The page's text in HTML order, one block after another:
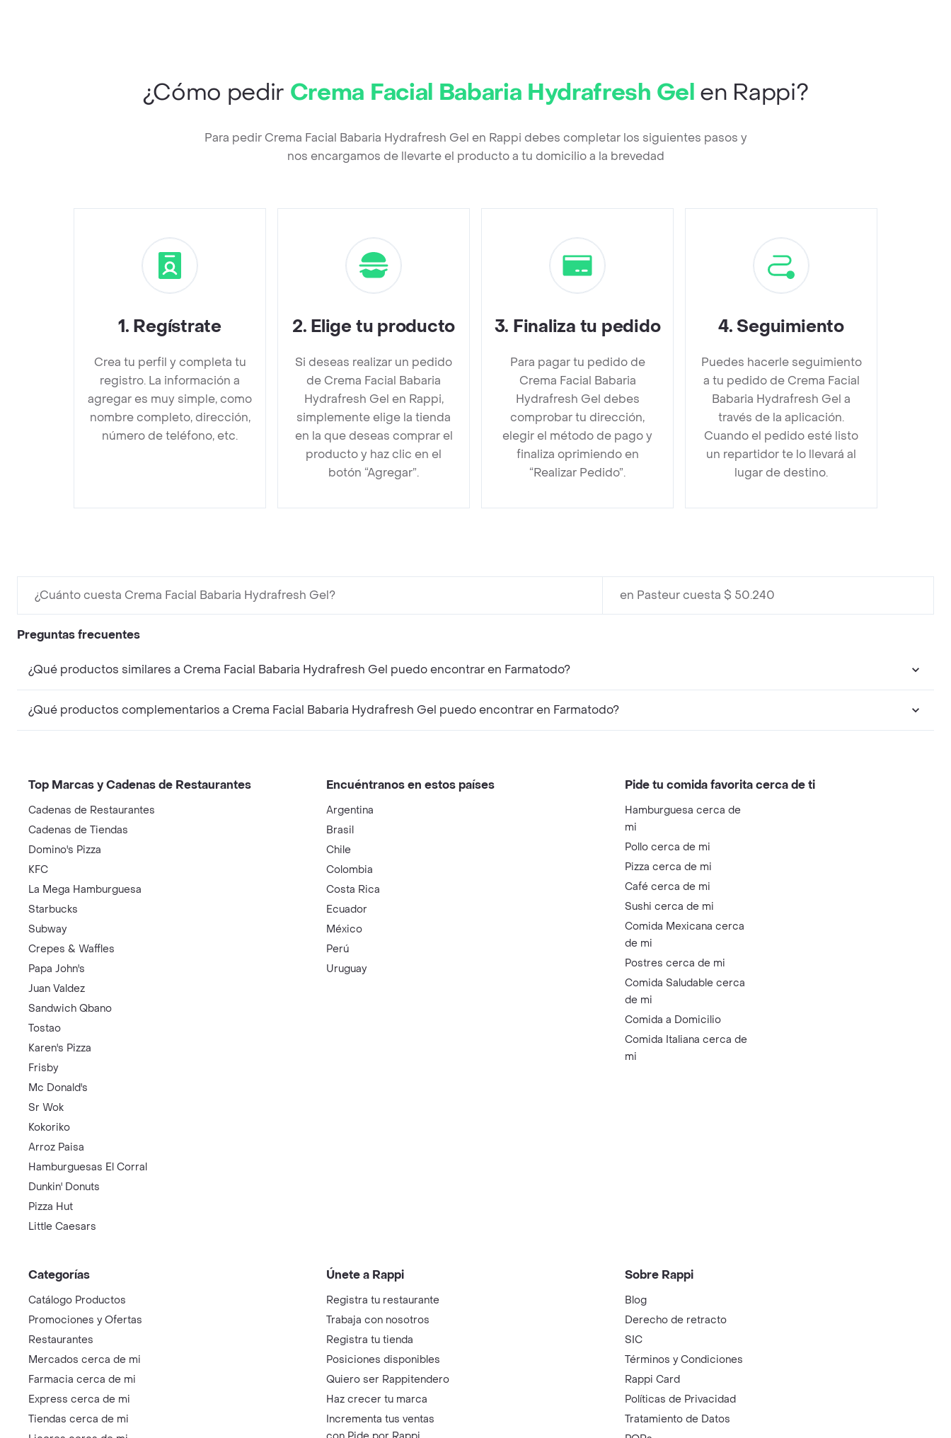
¿Cómo pedir Crema Facial Babaria Hydrafresh Gel en Rappi?
Para pedir Crema Facial Babaria Hydrafresh Gel en Rappi debes completar los siguientes pasos y
nos encargamos de llevarte el producto a tu domicilio a la brevedad
1. Regístrate
Crea tu perfil y completa tu
registro. La información a
agregar es muy simple, como
nombre completo, dirección,
número de teléfono, etc.
2. Elige tu producto
Si deseas realizar un pedido
de Crema Facial Babaria
Hydrafresh Gel en Rappi,
simplemente elige la tienda
en la que deseas comprar el
producto y haz clic en el
botón “Agregar”.
3. Finaliza tu pedido
Para pagar tu pedido de
Crema Facial Babaria
Hydrafresh Gel debes
comprobar tu dirección,
elegir el método de pago y
finaliza oprimiendo en
“Realizar Pedido”.
4. Seguimiento
Puedes hacerle seguimiento
a tu pedido de Crema Facial
Babaria Hydrafresh Gel a
través de la aplicación.
Cuando el pedido esté listo
un repartidor te lo llevará al
lugar de destino.
¿Cuánto cuesta Crema Facial Babaria Hydrafresh Gel? en Pasteur cuesta $ 50.240
Preguntas frecuentes
¿Qué productos similares a Crema Facial Babaria Hydrafresh Gel puedo encontrar en Farmatodo?
¿Qué productos complementarios a Crema Facial Babaria Hydrafresh Gel puedo encontrar en Farmatodo?
Top Marcas y Cadenas de Restaurantes
Cadenas de Restaurantes
Cadenas de Tiendas
Domino's Pizza
KFC
La Mega Hamburguesa
Starbucks
Subway
Crepes & Waffles
Papa John's
Juan Valdez
Sandwich Qbano
Tostao
Karen's Pizza
Frisby
Mc Donald's
Sr Wok
Kokoriko
Arroz Paisa
Hamburguesas El Corral
Dunkin' Donuts
Pizza Hut
Little Caesars
Encuéntranos en estos países
Argentina
Brasil
Chile
Colombia
Costa Rica
Ecuador
México
Perú
Uruguay
Pide tu comida favorita cerca de ti
Hamburguesa cerca de
mi
Pollo cerca de mi
Pizza cerca de mi
Café cerca de mi
Sushi cerca de mi
Comida Mexicana cerca
de mi
Postres cerca de mi
Comida Saludable cerca
de mi
Comida a Domicilio
Comida Italiana cerca de
mi
Categorías
Catálogo Productos
Promociones y Ofertas
Restaurantes
Mercados cerca de mi
Farmacia cerca de mi
Express cerca de mi
Tiendas cerca de mi
Únete a Rappi
Registra tu restaurante
Trabaja con nosotros
Registra tu tienda
Posiciones disponibles
Quiero ser Rappitendero
Haz crecer tu marca
Incrementa tus ventas
Sobre Rappi
Blog
Derecho de retracto
SIC
Términos y Condiciones
Rappi Card
Políticas de Privacidad
Tratamiento de Datos